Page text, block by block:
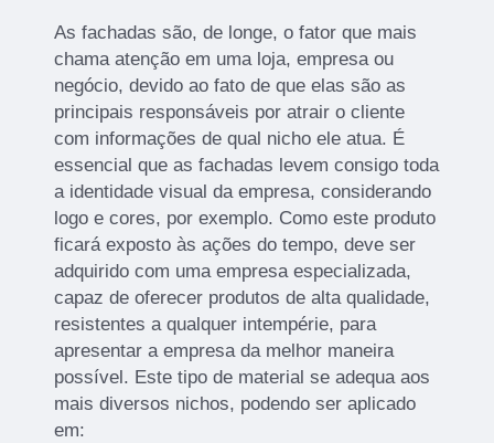
As fachadas são, de longe, o fator que mais
chama atenção em uma loja, empresa ou
negócio, devido ao fato de que elas são as
principais responsáveis por atrair o cliente
com informações de qual nicho ele atua. É
essencial que as fachadas levem consigo toda
a identidade visual da empresa, considerando
logo e cores, por exemplo. Como este produto
ficará exposto às ações do tempo, deve ser
adquirido com uma empresa especializada,
capaz de oferecer produtos de alta qualidade,
resistentes a qualquer intempérie, para
apresentar a empresa da melhor maneira
possível. Este tipo de material se adequa aos
mais diversos nichos, podendo ser aplicado
em: